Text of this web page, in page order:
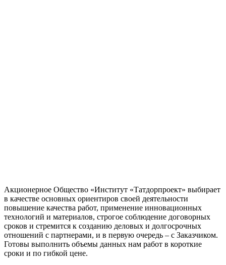
Акционерное Общество «Институт «Татдорпроект» выбирает
в качестве основных ориентиров своей деятельности
повышение качества работ, применение инновационных
технологий и материалов, строгое соблюдение договорных
сроков и стремится к созданию деловых и долгосрочных
отношений с партнерами, и в первую очередь – с Заказчиком.
Готовы выполнить объемы данных нам работ в короткие
сроки и по гибкой цене.